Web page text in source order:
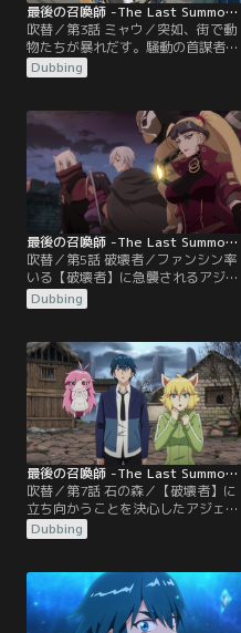
最後の召喚師 -The Last Summoner- 第03話／吹替
吹替／第3話 ミャウ／突如、街で動
物たちが暴れだす。騒動の首謀者
は、召喚師のミャウだった。街を守
るハナはミャウと戦うことになる
Dubbing
最後の召喚師 -The Last Summoner- 第05話／吹替
吹替／第5話 破壊者／ファンシン率
いる【破壊者】に急襲されるアジェ
たち。破壊者たちの狙いはハールン
だった。強力な破壊者たちの攻撃に
Dubbing
最後の召喚師 -The Last Summoner- 第07話／吹替
吹替／第7話 石の森／【破壊者】に
立ち向かうことを決心したアジェた
ちは破壊者の一人の居場所を突き止
める。そこはかつて地図から消えた
Dubbing